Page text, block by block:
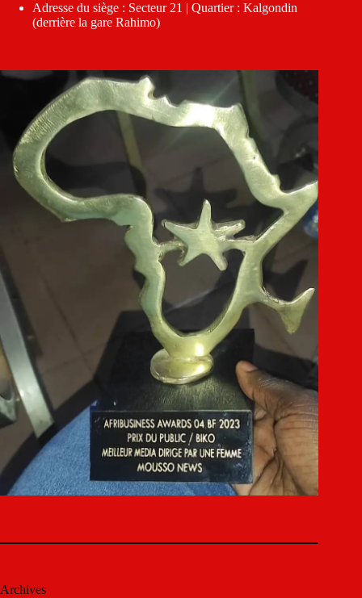
Adresse du siège : Secteur 21 | Quartier : Kalgondin
(derrière la gare Rahimo)
Archives